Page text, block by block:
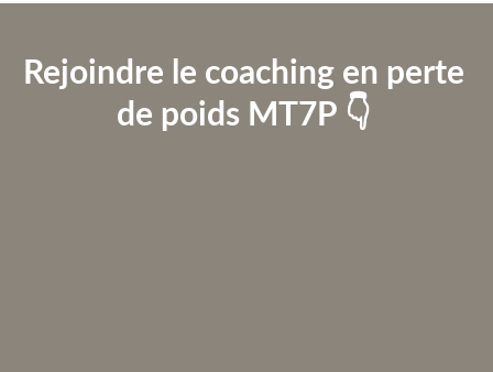
Rejoindre le coaching en perte
de poids MT7P 👇